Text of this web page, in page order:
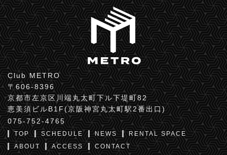
Club METRO
〒606-8396
京都市左京区川端丸太町下ル下堤町82
恵美須ビルB1F(京阪神宮丸太町駅2番出口)
075-752-4765
TOP SCHEDULE NEWS
RENTAL SPACE
ABOUT
ACCESS
CONTACT